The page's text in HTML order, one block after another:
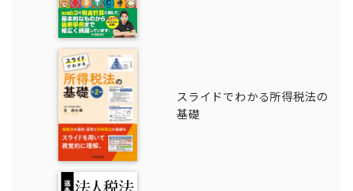
スライドでわかる所得税法の
基礎